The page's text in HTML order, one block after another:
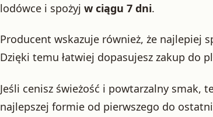
lodówce i spożyj w ciągu 7 dni.
Producent wskazuje również, że najlepiej
Dzięki temu łatwiej dopasujesz zakup do
Jeśli cenisz świeżość i powtarzalny smak,
najlepszej formie od pierwszego do